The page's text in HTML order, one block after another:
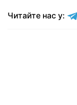
Читайте нас у: